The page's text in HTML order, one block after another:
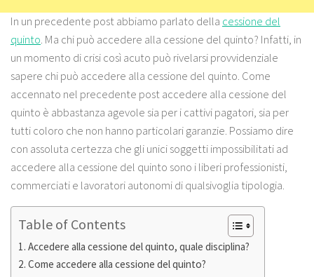
In un precedente post abbiamo parlato della cessione del
quinto. Ma chi può accedere alla cessione del quinto? Infatti, in
un momento di crisi così acuto può rivelarsi provvidenziale
sapere chi può accedere alla cessione del quinto. Come
accennato nel precedente post accedere alla cessione del
quinto è abbastanza agevole sia per i cattivi pagatori, sia per
tutti coloro che non hanno particolari garanzie. Possiamo dire
con assoluta certezza che gli unici soggetti impossibilitati ad
accedere alla cessione del quinto sono i liberi professionisti,
commerciati e lavoratori autonomi di qualsivoglia tipologia.
Table of Contents
Accedere alla cessione del quinto, quale disciplina?
Come accedere alla cessione del quinto?